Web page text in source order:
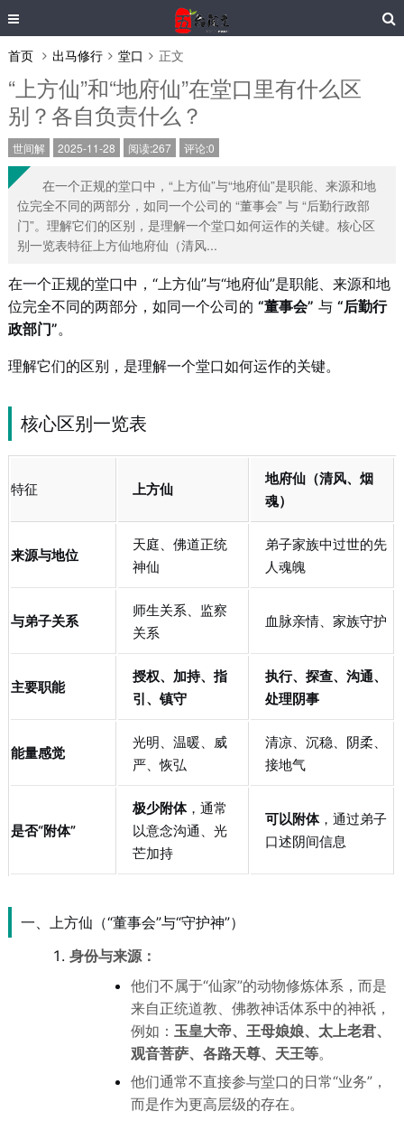
首页 出马修行 堂口 正文
“上方仙”和“地府仙”在堂口里有什么区
别？各自负责什么？
世间解 2025-11-28 阅读:267 评论:0
在一个正规的堂口中，“上方仙”与“地府仙”是职能、来源和地
位完全不同的两部分，如同一个公司的 “董事会” 与 “后勤行政部
门”。理解它们的区别，是理解一个堂口如何运作的关键。核心区
别一览表特征上方仙地府仙（清风...
在一个正规的堂口中，“上方仙”与“地府仙”是职能、来源和地
位完全不同的两部分，如同一个公司的 “董事会” 与 “后勤行
政部门”。
理解它们的区别，是理解一个堂口如何运作的关键。
核心区别一览表
特征 上方仙
地府仙（清风、烟
魂）
来源与地位
天庭、佛道正统
神仙
弟子家族中过世的先
人魂魄
与弟子关系
师生关系、监察
关系
血脉亲情、家族守护
主要职能
授权、加持、指
引、镇守
执行、探查、沟通、
处理阴事
能量感觉
光明、温暖、威
严、恢弘
清凉、沉稳、阴柔、
接地气
是否“附体”
极少附体，通常
以意念沟通、光
芒加持
可以附体，通过弟子
口述阴间信息
一、上方仙（“董事会”与“守护神”）
身份与来源：
他们不属于“仙家”的动物修炼体系，而是
来自正统道教、佛教神话体系中的神祇，
例如： 玉皇大帝、王母娘娘、太上老君、
观音菩萨、各路天尊、天王等。
他们通常不直接参与堂口的日常“业务”，
而是作为更高层级的存在。